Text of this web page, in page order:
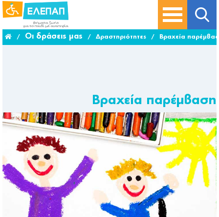
/ Οι δράσεις μας / Δραστηριότητες‎ / Βραχεία
Βραχεία παρέμβαση